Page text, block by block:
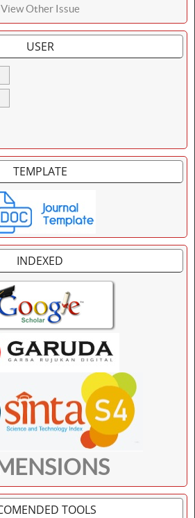
View Other Issue
USER
TEMPLATE
INDEXED
TOOLS